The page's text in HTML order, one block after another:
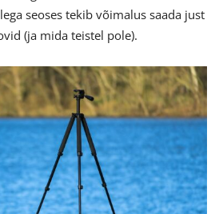
seoses tekib võimalus saada just
(ja mida teistel pole).